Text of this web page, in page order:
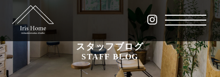
スタッフブログ
STAFF BLOG